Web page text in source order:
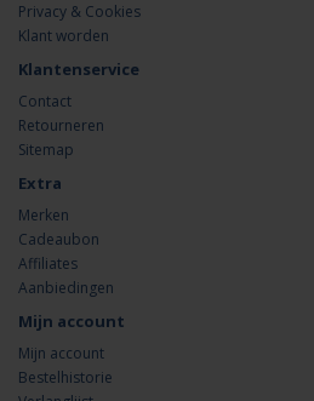
Privacy & Cookies
Klant worden
Klantenservice
Contact
Retourneren
Sitemap
Extra
Merken
Cadeaubon
Affiliates
Aanbiedingen
Mijn account
Mijn account
Bestelhistorie